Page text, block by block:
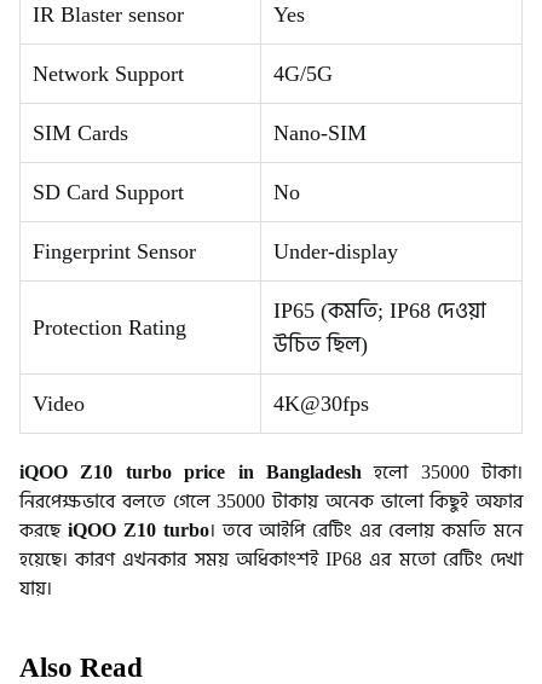
IR Blaster sensor Yes
Network Support 4G/5G
SIM Cards Nano-SIM
SD Card Support No
Fingerprint Sensor Under-display
Protection Rating
IP65 (কমতি; IP68 দেওয়া
উচিত ছিল)
Video 4K@30fps
iQOO Z10 turbo price in Bangladesh হলো 35000 টাকা।
নিরপেক্ষভাবে বলতে গেলে 35000 টাকায় অনেক ভালো কিছুই অফার
করছে iQOO Z10 turbo। তবে আইপি রেটিং এর বেলায় কমতি মনে
হয়েছে। কারণ এখনকার সময় অধিকাংশই IP68 এর মতো রেটিং দেখা
যায়।
Also Read